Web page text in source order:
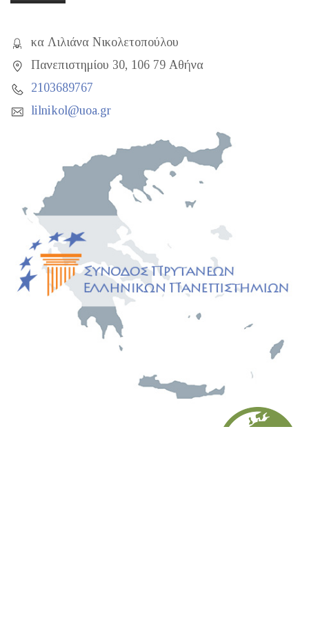
κα Λιλιάνα Νικολετοπούλου
Πανεπιστημίου 30, 106 79 Αθήνα
2103689767
lilnikol@uoa.gr